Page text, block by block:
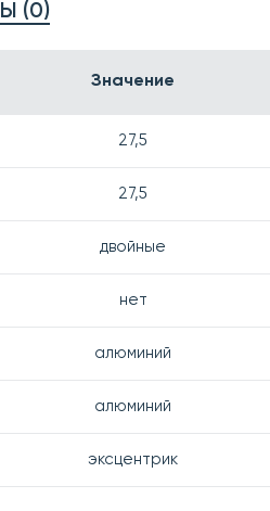
(0)
Значение
27,5
27,5
двойные
нет
алюминий
алюминий
эксцентрик